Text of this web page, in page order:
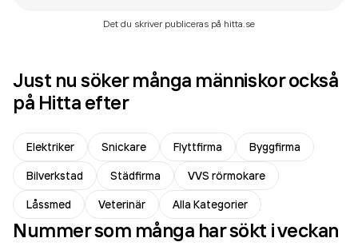
Det du skriver publiceras på hitta.se
Just nu söker många människor också
på Hitta efter
Elektriker Snickare Flyttfirma
Byggfirma
Bilverkstad
Städfirma
VVS rörmokare
Låssmed
Veterinär Alla Kategorier
Nummer som många har sökt i veckan